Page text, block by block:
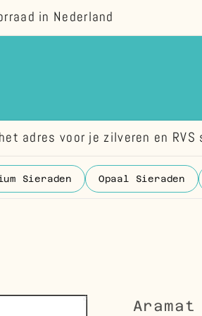
in Nederland
adres voor je zilveren en RVS
Sieraden Opaal Sieraden